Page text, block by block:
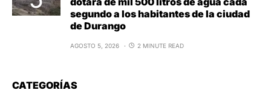
segundo a los habitantes de la ciudad
de Durango
AGOSTO 5, 2026 2 MINUTE READ
CATEGORÍAS